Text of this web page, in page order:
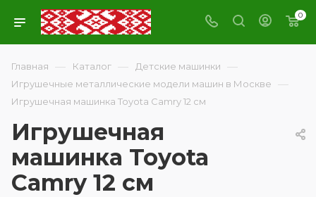
0
Главная — Каталог — Детские машинки —
Игрушечные металлические модели машин в Москве —
Игрушечная машинка Toyota Camry 12 см
Игрушечная
машинка Toyota
Camry 12 см